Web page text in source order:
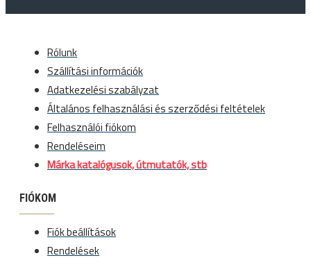
Rólunk
Szállítási információk
Adatkezelési szabályzat
Általános felhasználási és szerződési feltételek
Felhasználói fiókom
Rendeléseim
Márka katalógusok, útmutatók, stb
FIÓKOM
Fiók beállítások
Rendelések